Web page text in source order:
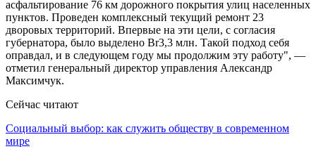
асфальтирование 76 км дорожного покрытия улиц населенных
пунктов. Проведен комплексный текущий ремонт 23
дворовых территорий. Впервые на эти цели, с согласия
губернатора, было выделено Br3,3 млн. Такой подход себя
оправдал, и в следующем году мы продолжим эту работу", —
отметил генеральный директор управления Александр
Максимчук.
Сейчас читают
Социальный выбор: как служить обществу в современном
мире